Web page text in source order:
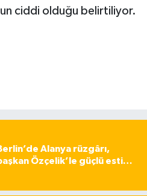
ciddi olduğu belirtiliyor.
Alanya rüzgârı,
Özçelik’le güçlü esti…